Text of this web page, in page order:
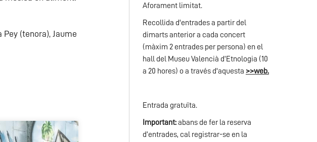
(tenora), Jaume
Aforament limitat.
Recollida d'entrades a partir del
dimarts anterior a cada concert
(màxim 2 entrades per persona) en el
hall del Museu Valencià d’Etnologia (10
a 20 hores) o a través d'aquesta >>web.
Entrada gratuïta.
Important:abans de fer la reserva
d’entrades, cal registrar-se en la